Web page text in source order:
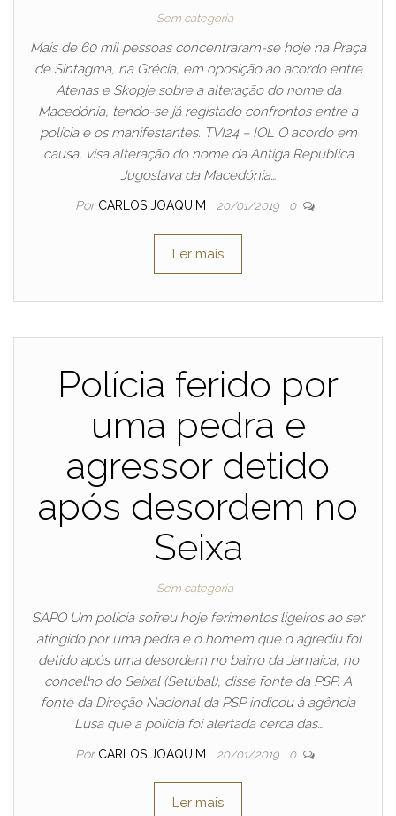
Sem categoria
Mais de 60 mil pessoas concentraram-se hoje na Praça
de Sintagma, na Grécia, em oposição ao acordo entre
Atenas e Skopje sobre a alteração do nome da
Macedónia, tendo-se já registado confrontos entre a
polícia e os manifestantes. TVI24 – IOL O acordo em
causa, visa alteração do nome da Antiga República
Jugoslava da Macedónia…
Por CARLOS JOAQUIM 20/01/2019 0
Ler mais
Polícia ferido por
uma pedra e
agressor detido
após desordem no
Seixa
Sem categoria
SAPO Um polícia sofreu hoje ferimentos ligeiros ao ser
atingido por uma pedra e o homem que o agrediu foi
detido após uma desordem no bairro da Jamaica, no
concelho do Seixal (Setúbal), disse fonte da PSP. A
fonte da Direção Nacional da PSP indicou à agência
Lusa que a polícia foi alertada cerca das…
Por CARLOS JOAQUIM 20/01/2019 0
Ler mais